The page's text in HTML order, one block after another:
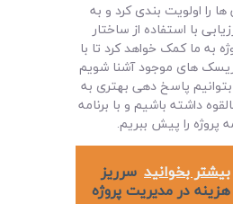
را اولویت بندی کرد و به
با استفاده از ساختار
ما کمک خواهد کرد تا با
های موجود آشنا شویم
بتوانیم پاسخ دهی بهتری به
داشته باشیم و با برنامه
پروژه را پیش ببریم.
بیشتر بخوانید سرریز
هزینه در مدیریت پروژه